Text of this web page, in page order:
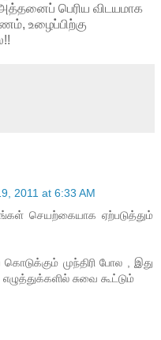
பெரிய விடயமாக
உழைப்பிற்கு
2011 at 6:33 AM
செயற்கையாக ஏற்படுத்தும்
முந்திரி போல , இது
சுவை கூட்டும்